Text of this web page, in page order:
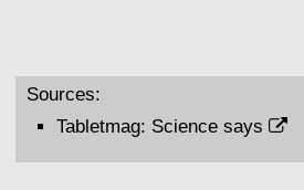
Sources:
Tabletmag: Science says